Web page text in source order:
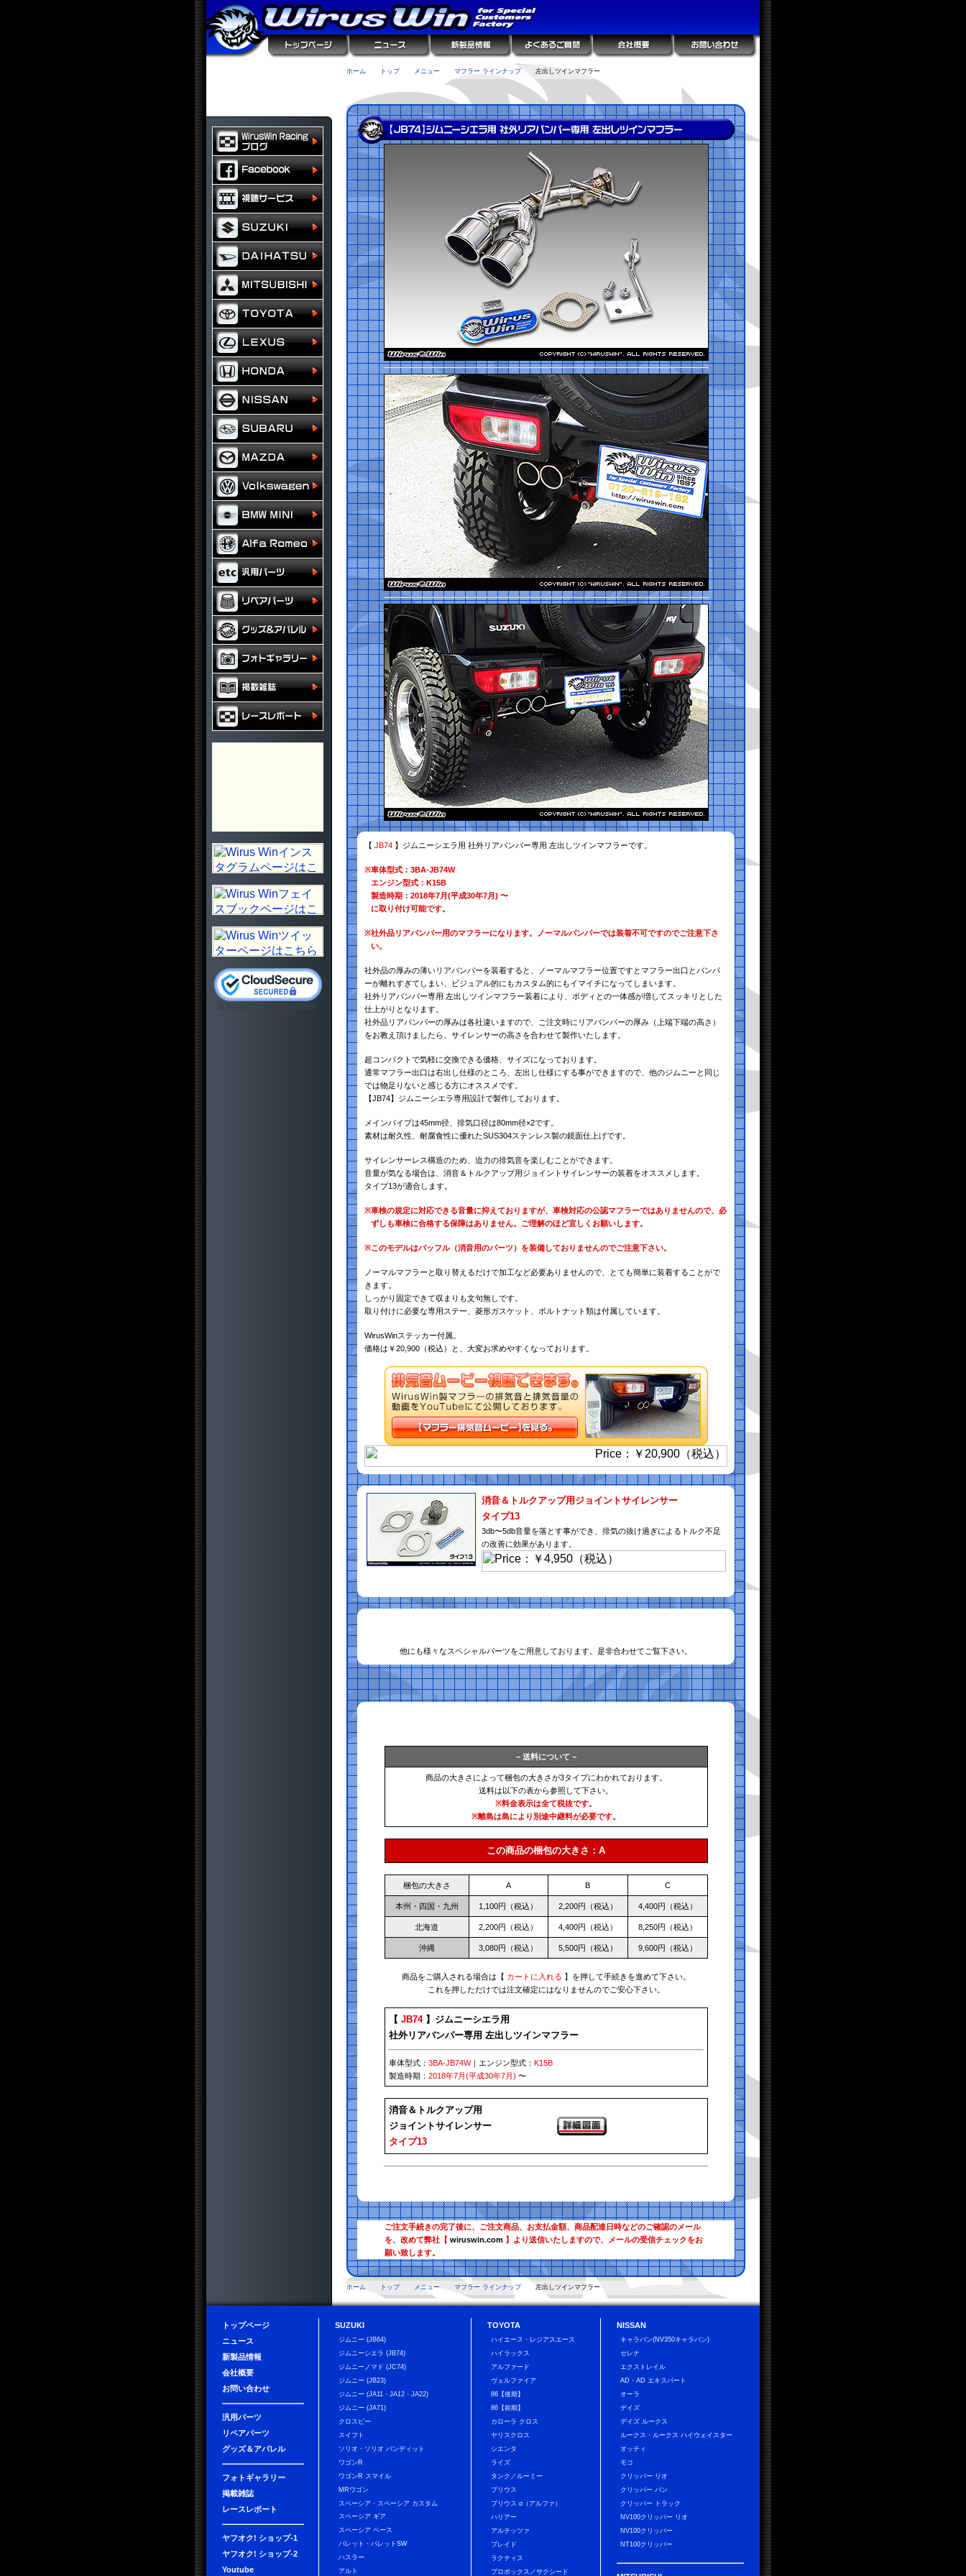
ホーム トップ メニュー マフラー ラインナップ 左出しツインマフラー
【 JB74 】ジムニーシエラ用 社外リアバンパー専用 左出しツインマフラーです。
※車体型式：3BA-JB74W
エンジン型式：K15B
製造時期：2018年7月(平成30年7月) 〜
に取り付け可能です。
※社外品リアバンパー用のマフラーになります。ノーマルバンパーでは装着不可ですのでご注意下さ
い。
社外品の厚みの薄いリアバンパーを装着すると、ノーマルマフラー位置ですとマフラー出口とバンパ
ーが離れすぎてしまい、ビジュアル的にもカスタム的にもイマイチになってしまいます。
社外リアバンパー専用 左出しツインマフラー装着により、ボディとの一体感が増してスッキリとした
仕上がりとなります。
社外品リアバンパーの厚みは各社違いますので、ご注文時にリアバンパーの厚み（上端下端の高さ）
をお教え頂けましたら、サイレンサーの高さを合わせて製作いたします。
超コンパクトで気軽に交換できる価格、サイズになっております。
通常マフラー出口は右出し仕様のところ、左出し仕様にする事ができますので、他のジムニーと同じ
では物足りないと感じる方にオススメです。
【JB74】ジムニーシエラ専用設計で製作しております。
メインパイプは45mm径、排気口径は80mm径×2です。
素材は耐久性、耐腐食性に優れたSUS304ステンレス製の鏡面仕上げです。
サイレンサーレス構造のため、迫力の排気音を楽しむことができます。
音量が気なる場合は、消音＆トルクアップ用ジョイントサイレンサーの装着をオススメします。
タイプ13が適合します。
※車検の規定に対応できる音量に抑えておりますが、車検対応の公認マフラーではありませんので、必
ずしも車検に合格する保障はありません。ご理解のほど宜しくお願いします。
※このモデルはバッフル（消音用のパーツ）を装備しておりませんのでご注意下さい。
ノーマルマフラーと取り替えるだけで加工など必要ありませんので、とても簡単に装着することがで
きます。
しっかり固定できて収まりも文句無しです。
取り付けに必要な専用ステー、菱形ガスケット、ボルトナット類は付属しています。
WirusWinステッカー付属。
価格は￥20,900（税込）と、大変お求めやすくなっております。
消音＆トルクアップ用ジョイントサイレンサー
タイプ13
3db〜5db音量を落とす事ができ、排気の抜け過ぎによるトルク不足
の改善に効果があります。
他にも様々なスペシャルパーツをご用意しております。是非合わせてご覧下さい。
− 送料について −
商品の大きさによって梱包の大きさが3タイプにわかれております。
送料は以下の表から参照して下さい。
※料金表示は全て税抜です。
※離島は島により別途中継料が必要です。
この商品の梱包の大きさ：A
梱包の大きさ A B C
本州・四国・九州 1,100円（税込） 2,200円（税込） 4,400円（税込）
北海道 2,200円（税込） 4,400円（税込） 8,250円（税込）
沖縄 3,080円（税込） 5,500円（税込） 9,600円（税込）
商品をご購入される場合は【 カートに入れる 】を押して手続きを進めて下さい。
これを押しただけでは注文確定にはなりませんのでご安心下さい。
【 JB74】ジムニーシエラ用
社外リアバンパー専用 左出しツインマフラー
車体型式： 3BA-JB74W｜エンジン型式： K15B
製造時期： 2018年7月(平成30年7月) 〜
消音＆トルクアップ用
ジョイントサイレンサー
タイプ13
ご注文手続きの完了後に、ご注文商品、お支払金額、商品配達日時などのご確認のメール
を、改めて弊社【 wiruswin.com】より送信いたしますので、メールの受信チェックをお
願い致します。
ホーム トップ メニュー マフラー ラインナップ 左出しツインマフラー
トップページ
ニュース
新製品情報
会社概要
お問い合わせ
汎用パーツ
リペアパーツ
グッズ＆アパレル
フォトギャラリー
掲載雑誌
レースレポート
ヤフオク! ショップ-1
ヤフオク! ショップ-2
Youtube
SUZUKI
ジムニー (JB64)
ジムニーシエラ (JB74)
ジムニーノマド (JC74)
ジムニー (JB23)
ジムニー (JA11・JA12・JA22)
ジムニー (JA71)
クロスビー
スイフト
ソリオ・ソリオ バンディット
ワゴンR
ワゴンR スマイル
MRワゴン
スペーシア・スペーシア カスタム
スペーシア ギア
スペーシア ベース
パレット・パレットSW
ハスラー
アルト
TOYOTA
ハイエース・レジアスエース
ハイラックス
アルファード
ヴェルファイア
86【後期】
86【前期】
カローラ クロス
ヤリスクロス
シエンタ
ライズ
タンク／ルーミー
プリウス
プリウス α（アルファ）
ハリアー
アルテッツァ
ブレイド
ラクティス
プロボックス／サクシード
NISSAN
キャラバン(NV350キャラバン)
セレナ
エクストレイル
AD・AD エキスパート
オーラ
デイズ
デイズ ルークス
ルークス・ルークス ハイウェイスター
オッティ
モコ
クリッパー リオ
クリッパー バン
クリッパー トラック
NV100クリッパー リオ
NV100クリッパー
NT100クリッパー